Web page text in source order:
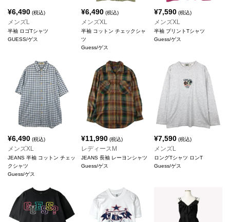
¥6,490 (税込)
メンズL
半袖 ロゴTシャツ
GUESS/ゲス
¥6,490(税込)
メンズXL
半袖 コットン チェックシャ
ツ
Guess/ゲス
¥7,590 (税込)
メンズXL
半袖 プリントTシャツ
Guess/ゲス
¥6,490 (税込)
メンズXL
JEANS 半袖 コットン チェッ
クシャツ
Guess/ゲス
¥11,990(税込)
レディースM
JEANS 長袖 レーヨンシャツ
Guess/ゲス
¥7,590 (税込)
メンズL
ロングTシャツ ロンT
Guess/ゲス